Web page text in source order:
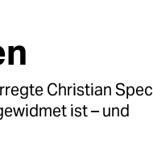
Christian
ist – und